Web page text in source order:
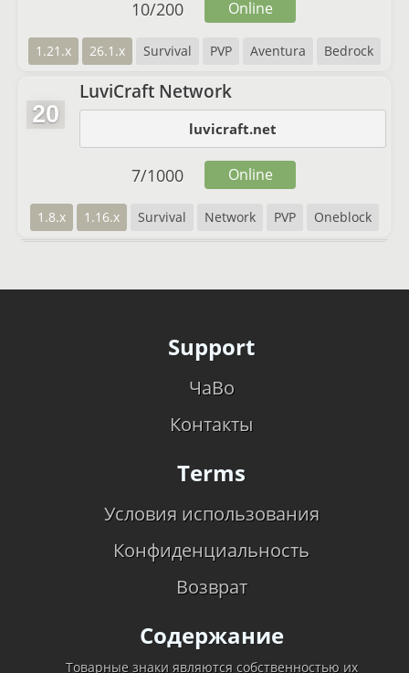
1.21.x 26.1.x Survival PVP Aventura Bedrock
10/200 Online
20
LuviCraft Network
luvicraft.net
1.8.x 1.16.x Survival Network PVP Oneblock
7/1000 Online
Support
ЧаВо
Контакты
Terms
Условия использования
Конфиденциальность
Возврат
Содержание
Товарные знаки являются собственностью их